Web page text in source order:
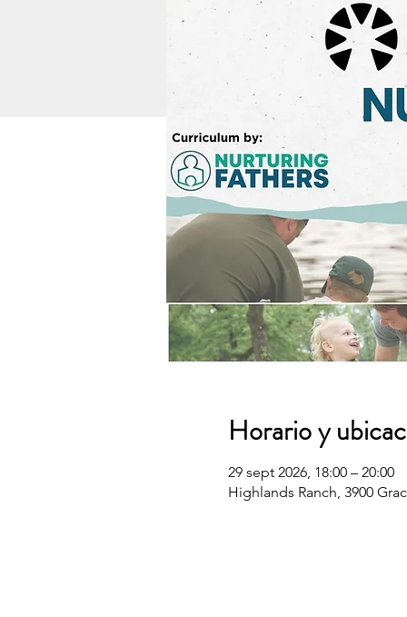
Horario y
29 sept 2026, 18:00 – 20:00
Highlands Ranch, 3900